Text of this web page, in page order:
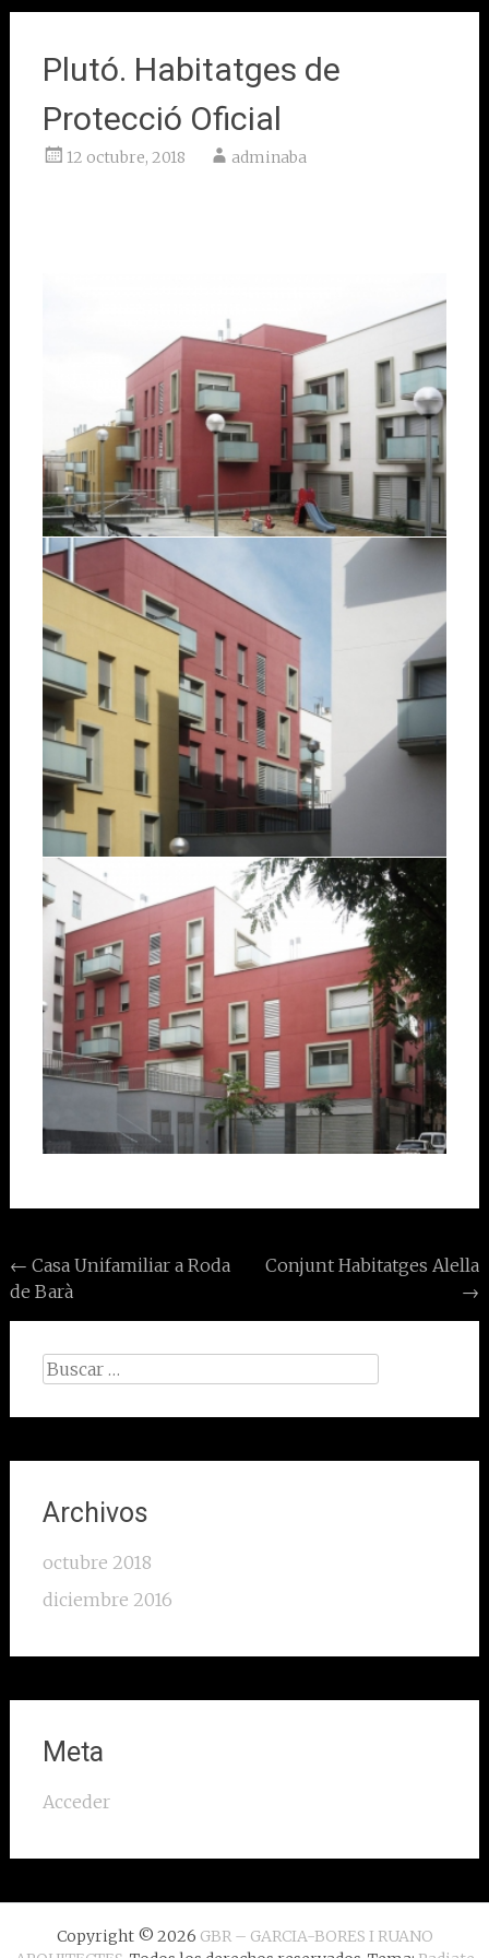
Plutó. Habitatges de
Protecció Oficial
12 octubre, 2018 adminaba
Navegación
de
← Casa Unifamiliar a Roda
de Barà
Conjunt Habitatges Alella
→
Buscar:
Archivos
octubre 2018
diciembre 2016
Meta
Acceder
Copyright © 2026 GBR – GARCIA-BORES I RUANO